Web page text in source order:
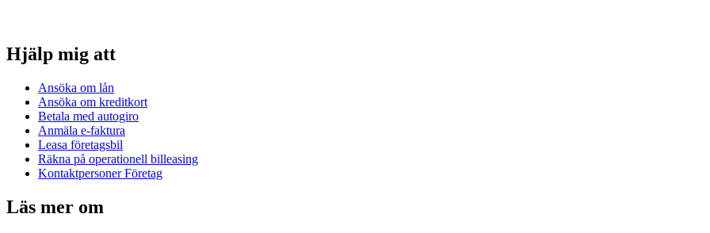
Hjälp mig att
Ansöka om lån
Ansöka om kreditkort
Betala med autogiro
Anmäla e-faktura
Leasa företagsbil
Räkna på operationell billeasing
Kontaktpersoner Företag
Läs mer om